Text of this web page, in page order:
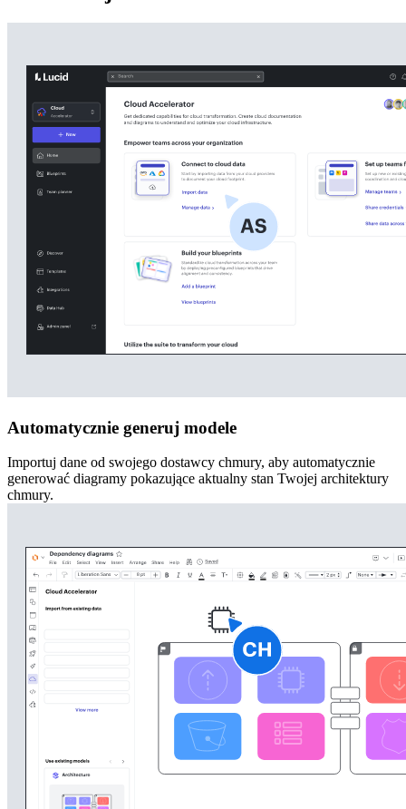
Automatycznie generuj modele
Importuj dane od swojego dostawcy chmury, aby automatycznie
generować diagramy pokazujące aktualny stan Twojej architektury
chmury.